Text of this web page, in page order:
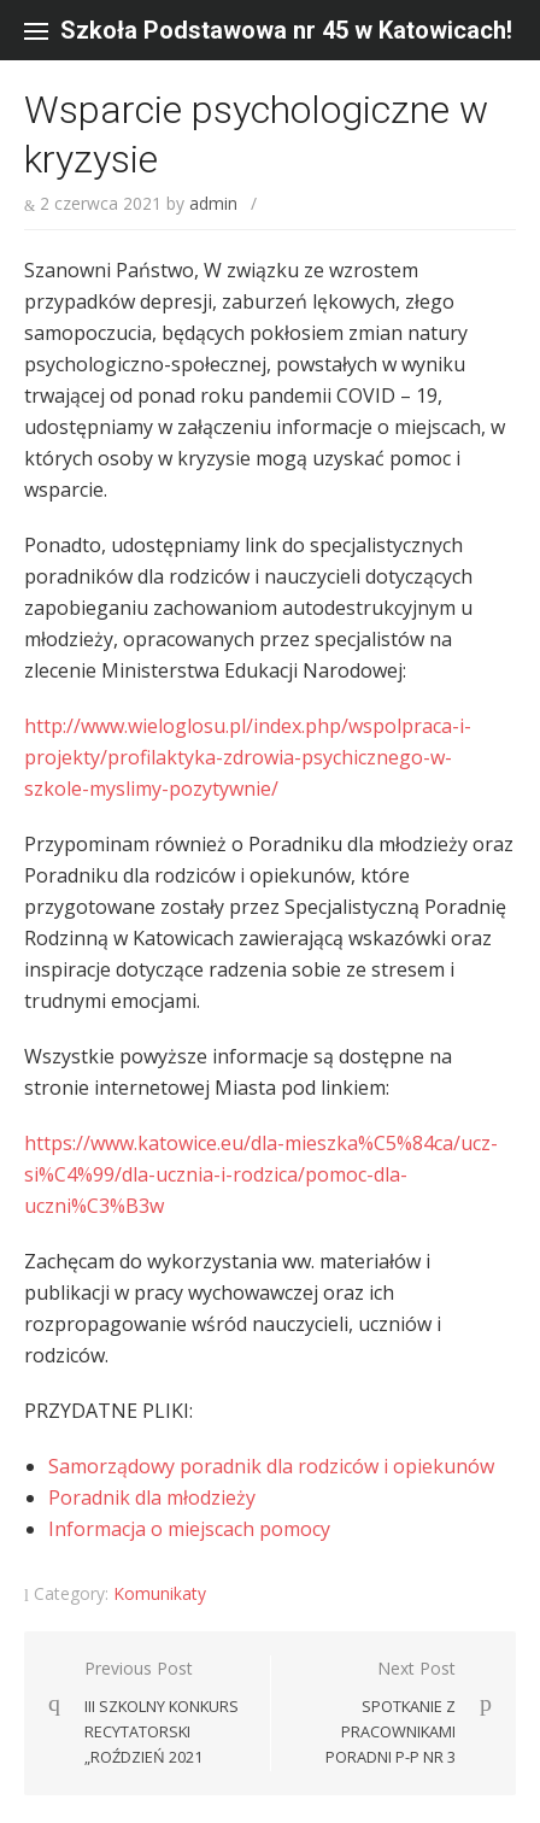
content
Szkoła Podstawowa nr 45 w Katowicach!
Wsparcie psychologiczne w
kryzysie
2 czerwca 2021 by admin /
Szanowni Państwo, W związku ze wzrostem
przypadków depresji, zaburzeń lękowych, złego
samopoczucia, będących pokłosiem zmian natury
psychologiczno-społecznej, powstałych w wyniku
trwającej od ponad roku pandemii COVID – 19,
udostępniamy w załączeniu informacje o miejscach, w
których osoby w kryzysie mogą uzyskać pomoc i
wsparcie.
Ponadto, udostępniamy link do specjalistycznych
poradników dla rodziców i nauczycieli dotyczących
zapobieganiu zachowaniom autodestrukcyjnym u
młodzieży, opracowanych przez specjalistów na
zlecenie Ministerstwa Edukacji Narodowej:
http://www.wieloglosu.pl/index.php/wspolpraca-i-
projekty/profilaktyka-zdrowia-psychicznego-w-
szkole-myslimy-pozytywnie/
Przypominam również o Poradniku dla młodzieży oraz
Poradniku dla rodziców i opiekunów, które
przygotowane zostały przez Specjalistyczną Poradnię
Rodzinną w Katowicach zawierającą wskazówki oraz
inspiracje dotyczące radzenia sobie ze stresem i
trudnymi emocjami.
Wszystkie powyższe informacje są dostępne na
stronie internetowej Miasta pod linkiem:
https://www.katowice.eu/dla-mieszka%C5%84ca/ucz-
si%C4%99/dla-ucznia-i-rodzica/pomoc-dla-
uczni%C3%B3w
Zachęcam do wykorzystania ww. materiałów i
publikacji w pracy wychowawczej oraz ich
rozpropagowanie wśród nauczycieli, uczniów i
rodziców.
PRZYDATNE PLIKI:
Samorządowy poradnik dla rodziców i opiekunów
Poradnik dla młodzieży
Informacja o miejscach pomocy
Category: Komunikaty
Nawigacja
wpisu
Previous Post
III SZKOLNY KONKURS
RECYTATORSKI
„ROŹDZIEŃ 2021
Next Post
SPOTKANIE Z
PRACOWNIKAMI
PORADNI P-P NR 3